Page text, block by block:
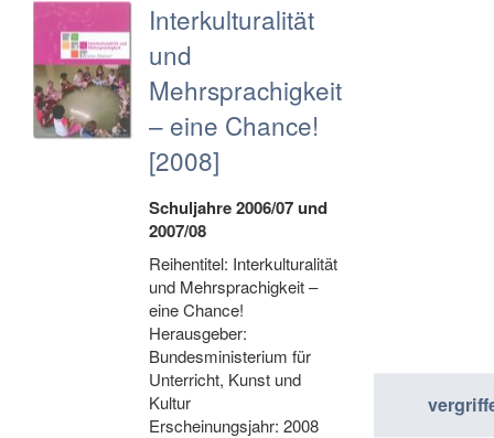
Interkulturalität
und
Mehrsprachigkeit
– eine Chance!
[2008]
Schuljahre 2006/07 und
2007/08
Reihentitel: Interkulturalität
und Mehrsprachigkeit –
eine Chance!
Herausgeber:
Bundesministerium für
Unterricht, Kunst und
Kultur
Erscheinungsjahr: 2008